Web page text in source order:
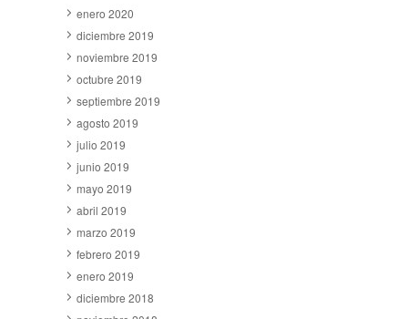
enero 2020
diciembre 2019
noviembre 2019
octubre 2019
septiembre 2019
agosto 2019
julio 2019
junio 2019
mayo 2019
abril 2019
marzo 2019
febrero 2019
enero 2019
diciembre 2018